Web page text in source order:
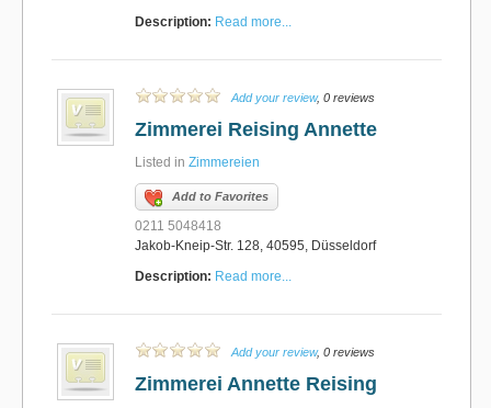
Description: Read more...
Add your review, 0 reviews
Zimmerei Reising Annette
Listed in Zimmereien
Add to Favorites
0211 5048418
Jakob-Kneip-Str. 128, 40595, Düsseldorf
Description: Read more...
Add your review, 0 reviews
Zimmerei Annette Reising